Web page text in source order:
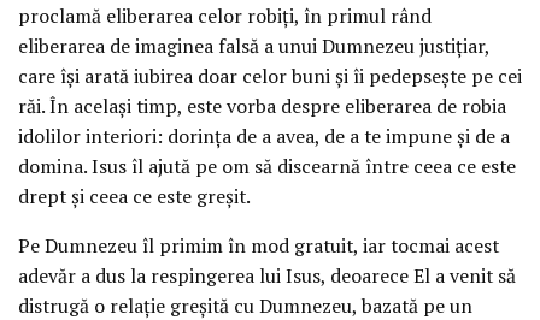
proclamă eliberarea celor robiți, în primul rând
eliberarea de imaginea falsă a unui Dumnezeu justițiar,
care își arată iubirea doar celor buni și îi pedepsește pe cei
răi. În același timp, este vorba despre eliberarea de robia
idolilor interiori: dorința de a avea, de a te impune și de a
domina. Isus îl ajută pe om să discearnă între ceea ce este
drept și ceea ce este greșit.
Pe Dumnezeu îl primim în mod gratuit, iar tocmai acest
adevăr a dus la respingerea lui Isus, deoarece El a venit să
distrugă o relație greșită cu Dumnezeu, bazată pe un